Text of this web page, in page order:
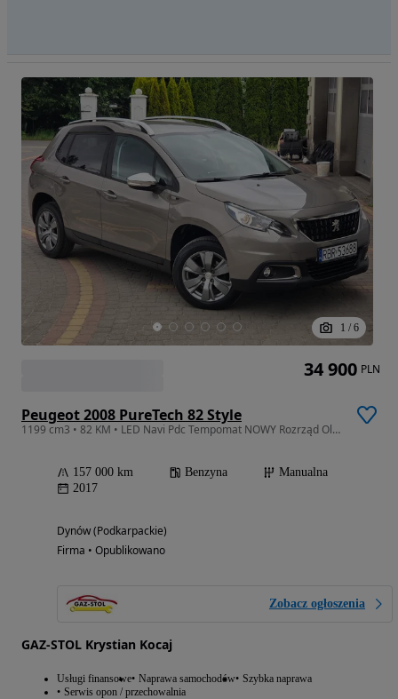
1 / 6
Peugeot 2008 PureTech 82 Style
1199 cm3 • 82 KM • LED Navi Pdc Tempomat NOWY Rozrząd Oleje Filtry Sprzegło BEZWYPADKOWY
157 000 km Benzyna
Manualna
2017
Dynów (Podkarpackie)
Firma • Opublikowano
Zobacz ogłoszenia
GAZ-STOL Krystian Kocaj
Usługi finansowe Naprawa samochodów Szybka naprawa
Serwis opon / przechowalnia
34 900 PLN